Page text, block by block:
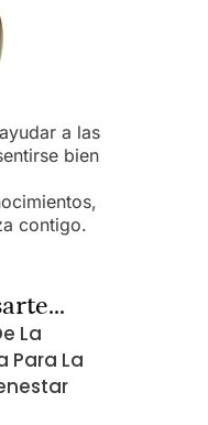
a las
bien
contigo.
La
Para La